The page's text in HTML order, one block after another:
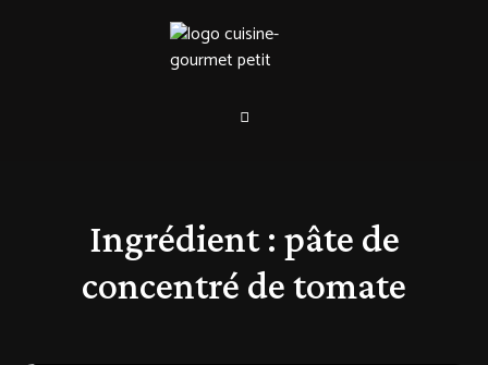
Ingrédient : pâte de
concentré de tomate